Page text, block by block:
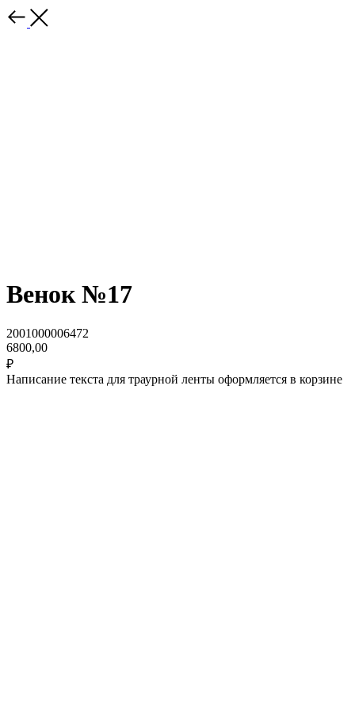
Венок №17
2001000006472
6800,00
₽
Написание текста для траурной ленты оформляется в корзине